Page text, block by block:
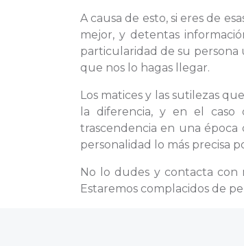
A causa de esto, si eres de
mejor, y detentas
particularidad de su persona
que nos lo hagas llegar.
Los matices y las sutilezas
la diferencia, y en el
trascendencia en una
personalidad lo más precisa
No lo dudes y contacta con
Estaremos complacidos de